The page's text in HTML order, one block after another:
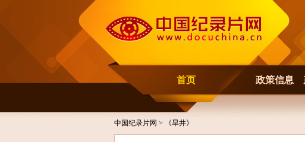
首页 政策信息
中国纪录片网 > 《旱井》